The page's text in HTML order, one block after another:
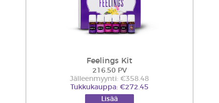
Feelings Kit
216.50 PV
Jälleenmyynti: €358.48
Tukkukauppa: €272.45
Lisää